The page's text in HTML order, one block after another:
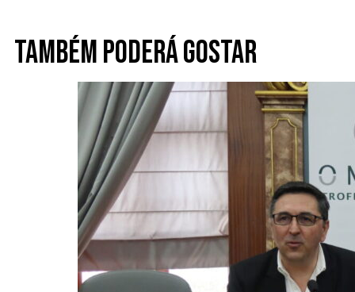
Também poderá gostar